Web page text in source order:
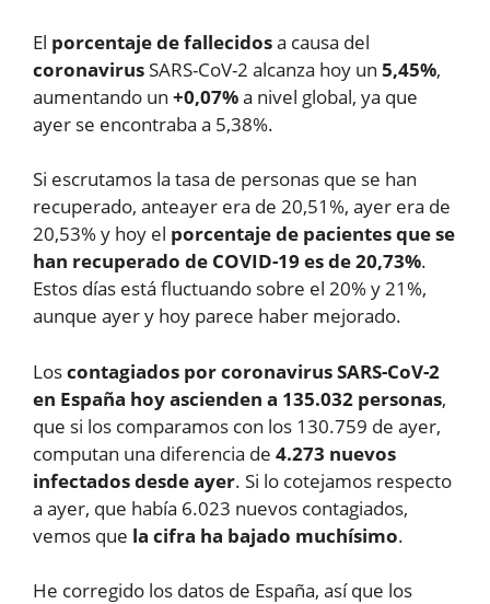
El porcentaje de fallecidosa causa del
coronavirusSARS-CoV-2 alcanza hoy un 5,45%,
aumentando un +0,07%a nivel global, ya que
ayer se encontraba a 5,38%.
Si escrutamos la tasa de personas que se han
recuperado, anteayer era de 20,51%, ayer era de
20,53% y hoy el porcentaje de pacientes que se
han recuperado de COVID-19 es de 20,73%.
Estos días está fluctuando sobre el 20% y 21%,
aunque ayer y hoy parece haber mejorado.
Loscontagiados por coronavirus SARS-CoV-2
en España hoy ascienden a 135.032 personas,
que si los comparamos con los 130.759 de ayer,
computan una diferencia de 4.273 nuevos
infectados desde ayer. Si lo cotejamos respecto
a ayer, que había 6.023 nuevos contagiados,
vemos que la cifra ha bajado muchísimo.
He corregido los datos de España, así que los